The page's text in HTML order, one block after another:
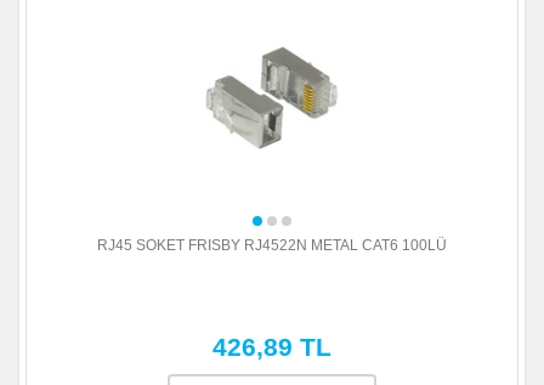
RJ45 SOKET FRISBY RJ4522N METAL CAT6 100LÜ
426,89 TL